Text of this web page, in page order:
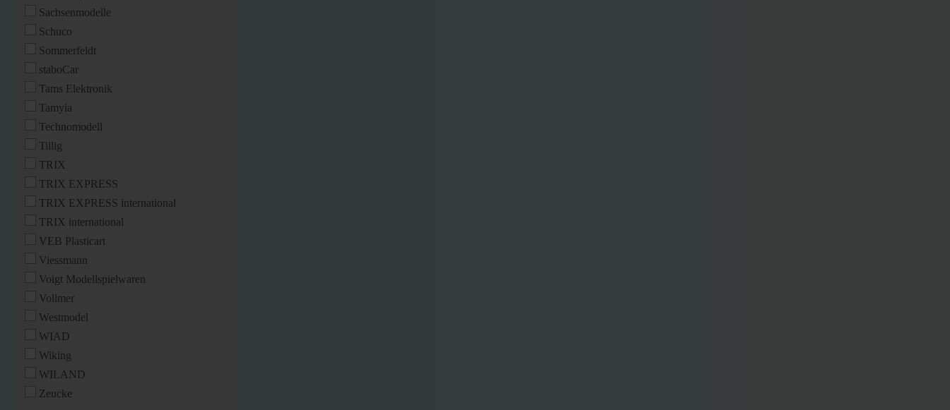
Sachsenmodelle
Schuco
Sommerfeldt
staboCar
Tams Elektronik
Tamyia
Technomodell
Tillig
TRIX
TRIX EXPRESS
TRIX EXPRESS international
TRIX international
VEB Plasticart
Viessmann
Voigt Modellspielwaren
Vollmer
Westmodel
WIAD
Wiking
WILAND
Zeucke